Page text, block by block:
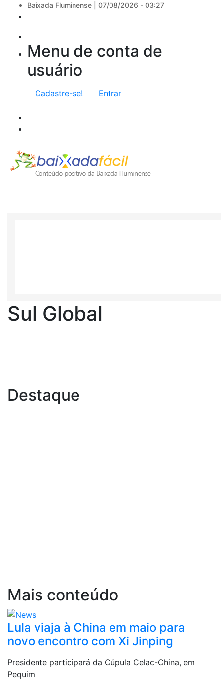
Baixada Fluminense | 07/08/2026 - 03:27
Menu de conta de
usuário
Cadastre-se! Entrar
Sul Global
Destaque
Mais conteúdo
Lula viaja à China em maio para
novo encontro com Xi Jinping
Presidente participará da Cúpula Celac-China, em
Pequim